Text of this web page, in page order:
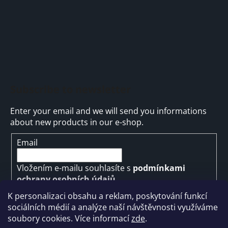
K personalizaci obsahu a reklam, poskytování funkcí
sociálních médií a analýze naší návštěvnosti využíváme
soubory cookies. Více informacízde.
Enter your email and we will send you informations
about new products in our e-shop.
Email
Vložením e-mailu souhlasíte s podmínkami
ochrany osobních údajů
SUBSCRIBE